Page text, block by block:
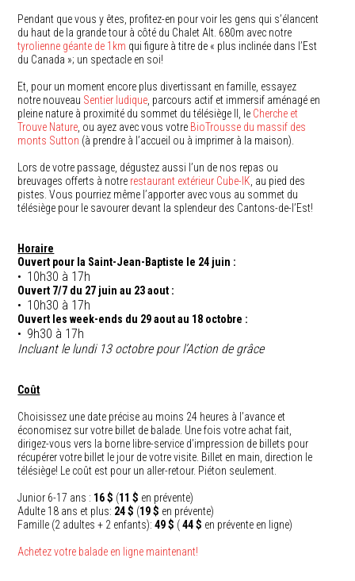
Pendant que vous y êtes, profitez-en pour voir les gens qui s’élancent
du haut de la grande tour à côté du Chalet Alt. 680m avec notre
tyrolienne géante de 1km qui figure à titre de « plus inclinée dans l’Est
du Canada »; un spectacle en soi!
Et, pour un moment encore plus divertissant en famille, essayez
notre nouveau Sentier ludique , parcours actif et immersif aménagé en
pleine nature à proximité du sommet du télésiège II, le Cherche et
Trouve Nature , ou ayez avec vous votre BioTrousse du massif des
monts Sutton (à prendre à l’accueil ou à imprimer à la maison).
Lors de votre passage, dégustez aussi l’un de nos repas ou
breuvages offerts à notre restaurant extérieur Cube-IK , au pied des
pistes. Vous pourriez même l’apporter avec vous au sommet du
télésiège pour le savourer devant la splendeur des Cantons-de-l’Est!
Horaire
Ouvert pour la Saint-Jean-Baptiste le 24 juin :
10h30 à 17h
Ouvert 7/7 du 27 juin au 23 aout :
10h30 à 17h
Ouvert les week-ends du 29 aout au 18 octobre :
9h30 à 17h
Incluant le lundi 13 octobre pour l’Action de grâce
Coût
Choisissez une date précise au moins 24 heures à l’avance et
économisez sur votre billet de balade. Une fois votre achat fait,
dirigez-vous vers la borne libre-service d’impression de billets pour
récupérer votre billet le jour de votre visite. Billet en main, direction le
télésiège! Le coût est pour un aller-retour. Piéton seulement.
Junior 6-17 ans : 16 $ (11 $ en prévente)
Adulte 18 ans et plus: 24 $ (19 $ en prévente)
Famille (2 adultes + 2 enfants): 49 $ (44 $ en prévente en ligne)
Achetez votre balade en ligne maintenant!